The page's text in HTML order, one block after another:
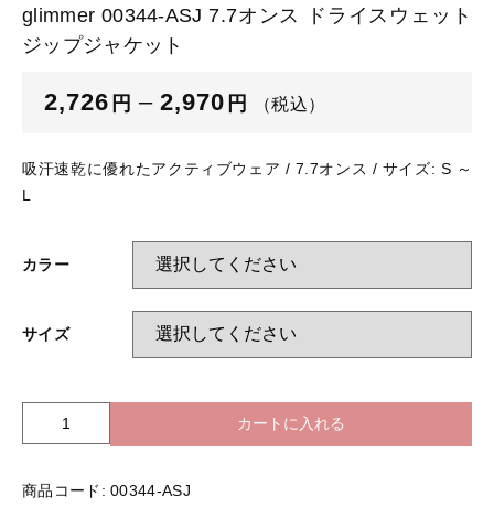
glimmer 00344-ASJ 7.7オンス ドライスウェット
ジップジャケット
2,726 円 – 2,970 円 （税込）
吸汗速乾に優れたアクティブウェア / 7.7オンス / サイズ: S ～
L
カラー
サイズ
l
m
カートに入れる
商品コード:00344-ASJ
スポーツウェア（ドライ）
スウェット
ジャケット＆シャツ
キャップ
バッグ＆Other
プリント加工オプション